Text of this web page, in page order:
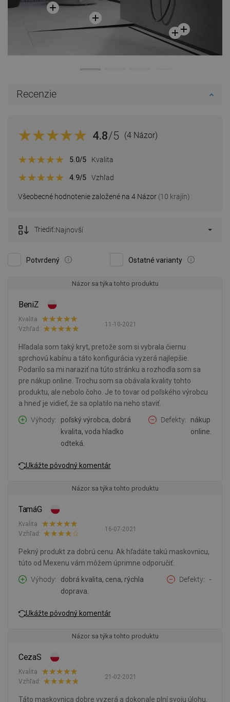
Recenzie
4.8/5 (4 Názor)
Všeobecné hodnotenie založené na 4 Názor (10 krajín)
5.0/5 Kvalita
4.9/5 Vzhľad
Potvrdený Ostatné varianty
Triediť:Najnovší
Názor sa týka tohto produktu
BeniZ
11-10-2021
Kvalita:
Vzhľad:
Hľadala som taký kryt, pretože som si vybrala čiernu
sprchovú kabínu a táto konfigurácia vyzerá najlepšie.
Podarilo sa mi naraziť na túto stránku a rozhodla som sa
pre nákup online. Trochu som sa obávala kvality tohto
produktu, ale nebolo čoho. Je to tovar od poľského výrobcu
a hneď je vidieť, že sa oplatilo na neho staviť.
Výhody
poľský výrobca, dobrá
kvalita, voda hladko
odteká.
Defekty
nákup
online.
Ukážte pôvodný komentár
Názor sa týka tohto produktu
TamáG
16-07-2021
Kvalita:
Vzhľad:
Pekný produkt za dobrú cenu. Ak hľadáte takú maskovnicu,
túto od Mexenu vám môžem úprimne odporučiť.
Výhody
dobrá kvalita, cena, rýchla
doprava.
Defekty -
Ukážte pôvodný komentár
Názor sa týka tohto produktu
CezaS
21-02-2021
Kvalita:
Vzhľad:
Táto maskovnica dobre vyzerá a dokonale plní svoju úlohu.